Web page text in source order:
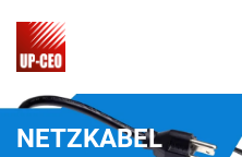
NETZKABEL